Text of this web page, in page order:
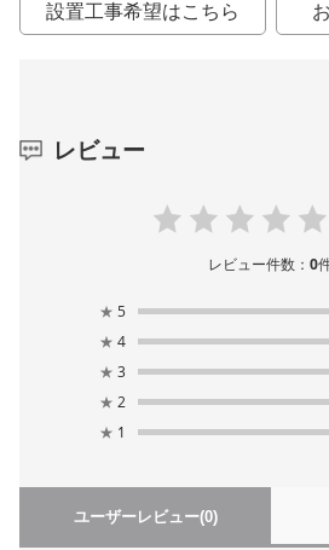
設置工事希望はこちら
レビュー
レビュー件数：0
★ 5
★ 4
★ 3
★ 2
★ 1
ユーザーレビュー(0)